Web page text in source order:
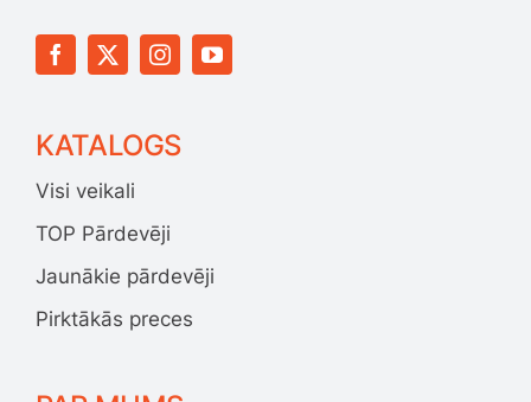
KATALOGS
Visi veikali
TOP Pārdevēji
Jaunākie pārdevēji
Pirktākās preces